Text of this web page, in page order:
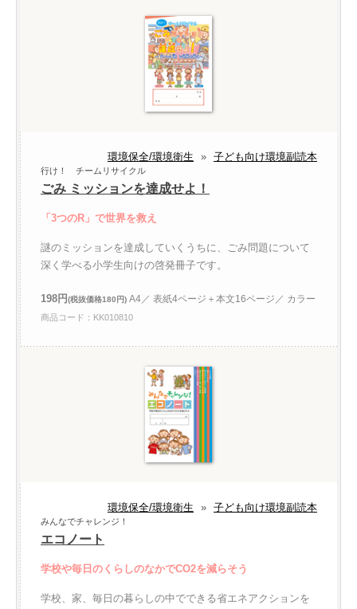
環境保全/環境衛生 » 子ども向け環境副読本
行け！ チームリサイクル
ごみ ミッションを達成せよ！
「3つのR」で世界を救え
謎のミッションを達成していくうちに、ごみ問題について
深く学べる小学生向けの啓発冊子です。
198円(税抜価格180円) A4／ 表紙4ページ＋本文16ページ／ カラー
商品コード：KK010810
環境保全/環境衛生 » 子ども向け環境副読本
みんなでチャレンジ！
エコノート
学校や毎日のくらしのなかでCO2を減らそう
学校、家、毎日の暮らしの中でできる省エネアクションを